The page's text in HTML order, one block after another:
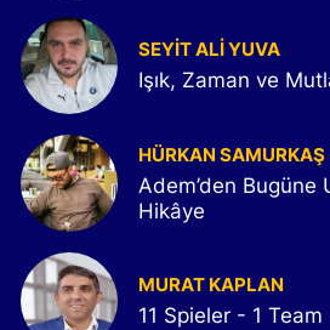
SEYIT ALI YUVA
Işık, Zaman ve
HÜRKAN SAMURKAŞ
Adem’den Bugüne
Hikâye
MURAT KAPLAN
11 Spieler - 1 Team